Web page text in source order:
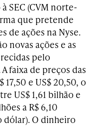
SEC (CVM norte-
que pretende
de ações na Nyse.
novas ações e as
pelo
faixa de preços das
e US$ 20,50, o
US$ 1,61 bilhão e
a R$ 6,10
dólar). O dinheiro